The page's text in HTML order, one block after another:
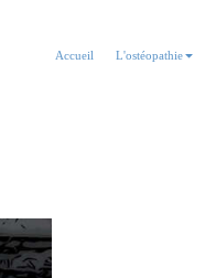
Accueil L'ostéopathie